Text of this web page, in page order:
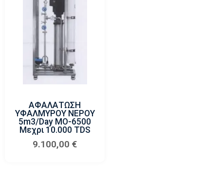
ΑΦΑΛΑΤΩΣΗ
ΥΦΑΛΜΥΡΟΥ ΝΕΡΟΥ
5m3/day MO-6500
Μεχρι 10.000 TDS
9.100,00€